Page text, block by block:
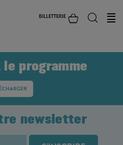
BILLETTERIE
le programme
newsletter